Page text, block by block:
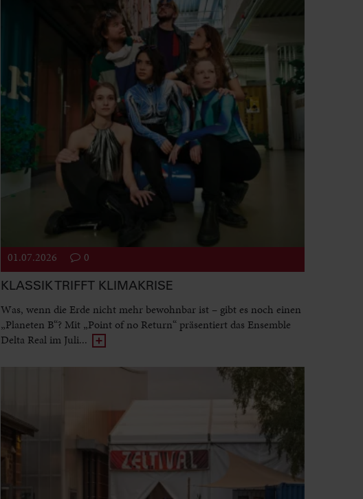
01.07.2026 0
KLASSIK TRIFFT KLIMAKRISE
Was, wenn die Erde nicht mehr bewohnbar ist – gibt es noch einen
„Planeten B“? Mit „Point of no Return“ präsentiert das Ensemble
Delta Real im Juli...